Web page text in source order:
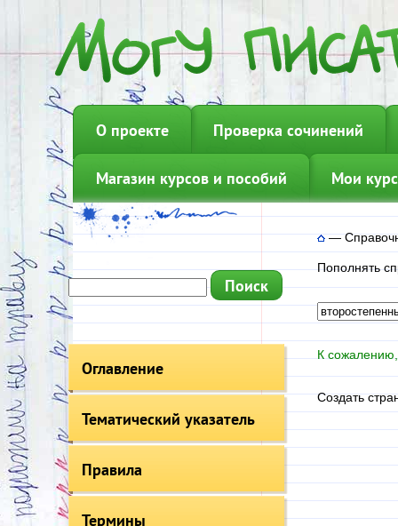
О проекте Проверка сочинений
Магазин курсов и пособий Мои
Оглавление
Тематический указатель
Правила
Термины
—
Пополнять
К
Создать